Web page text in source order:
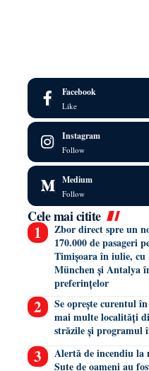
Facebook
Like
Instagram
Follow
Medium
Follow
Cele mai citite
Zbor direct spre un
170.000 de pasageri
Timișoara în iulie, cu
München și Antalya
preferințelor
Se oprește curentul
mai multe localități
străzile și programul
Alertă de incendiu la
Sute de oameni au